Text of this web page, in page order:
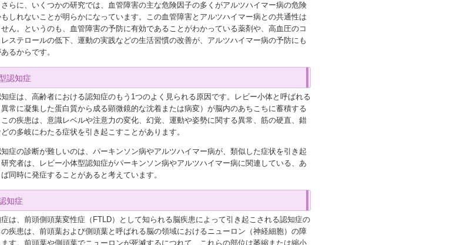
らに、いくつかの研究では、血管障害の主な危険因子の多くがアルツハイマー病の危険
しれないことが明らかになっています。この血管障害とアルツハイマー病との共通性は
ん。というのも、血管障害の予防に有効であることがわかっている薬剤や、高血圧のコ
ステロールの低下、運動の実践などの生活習慣の改善が、アルツハイマー病の予防にも
るからです。
認知症
症は、高齢者における認知症のもう1つのよく見られる原因です。レビー小体と呼ばれる
常に凝集した蛋白質から成る顕微鏡的な沈着または病変）が脳内のあちこちに蓄積する
の疾患は、意識レベルや注意力の変化、幻覚、運動や姿勢に関する異常、筋の硬直、錯
の多岐にわたる症状を引き起こすことがあります。
症の診断が難しいのは、パーキンソン病やアルツハイマー病が、類似した症状を引き起
研究者は、レビー小体型認知症がパーキンソン病やアルツハイマー病に関連している、あ
同時に発症することがあると考えています。
知症
は、前頭側頭葉変性症（FTLD）として知られる脳疾患によって引き起こされる認知症の
疾患は、前頭葉および側頭葉と呼ばれる脳の領域におけるニューロン（神経細胞）の障
す。前頭葉や側頭葉でニューロンが死滅するにつれて、これらの部位は萎縮または縮小